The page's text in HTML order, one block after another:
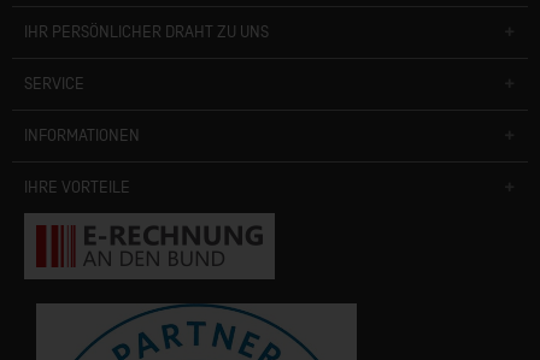
IHR PERSÖNLICHER DRAHT ZU UNS
SERVICE
INFORMATIONEN
IHRE VORTEILE